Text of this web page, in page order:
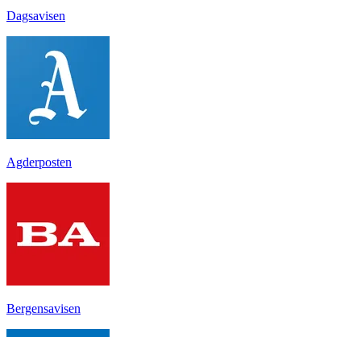
Dagsavisen
Agderposten
Bergensavisen